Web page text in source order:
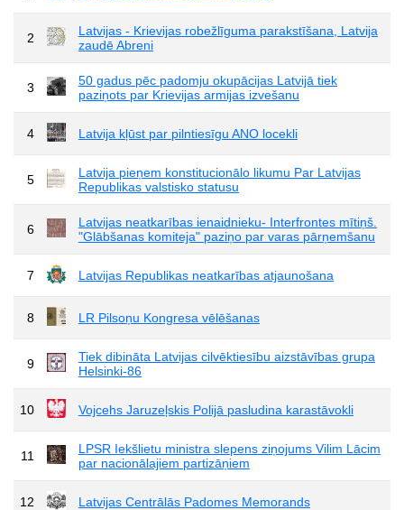
2
Latvijas - Krievijas robežlīguma parakstīšana, Latvija
zaudē Abreni
3
50 gadus pēc padomju okupācijas Latvijā tiek
paziņots par Krievijas armijas izvešanu
4 Latvija kļūst par pilntiesīgu ANO locekli
5
Latvija pieņem konstitucionālo likumu Par Latvijas
Republikas valstisko statusu
6
Latvijas neatkarības ienaidnieku- Interfrontes mītiņš.
"Glābšanas komiteja" paziņo par varas pārņemšanu
7 Latvijas Republikas neatkarības atjaunošana
8 LR Pilsoņu Kongresa vēlēšanas
9
Tiek dibināta Latvijas cilvēktiesību aizstāvības grupa
Helsinki-86
10 Vojcehs Jaruzeļskis Polijā pasludina karastāvokli
11
LPSR Iekšlietu ministra slepens ziņojums Vilim Lācim
par nacionālajiem partizāņiem
12 Latvijas Centrālās Padomes Memorands